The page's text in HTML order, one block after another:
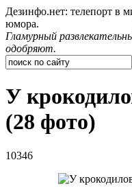
Дезинфо.нет: телепорт в
юмора.
Гламурный
одобряют.
У
(28 фото)
10346